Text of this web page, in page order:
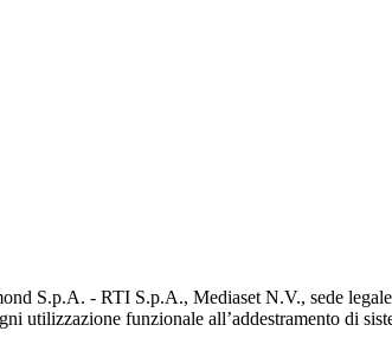
S.p.A. - RTI S.p.A., Mediaset N.V., sede
utilizzazione funzionale all’addestramento di